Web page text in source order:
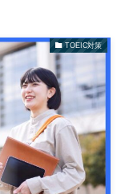
TOEIC対策